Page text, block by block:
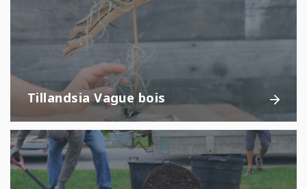
Tillandsia Vague bois